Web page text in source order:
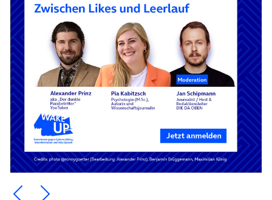
Ein Element zurück blättern
Ein Element weiter blättern